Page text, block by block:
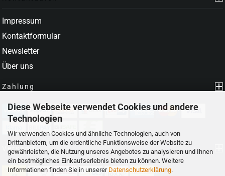
Diese Webseite verwendet Cookies und andere
Technologien
Wir verwenden Cookies und ähnliche Technologien, auch von
Drittanbietern, um die ordentliche Funktionsweise der Website zu
gewährleisten, die Nutzung unseres Angebotes zu analysieren und Ihnen
ein bestmögliches Einkaufserlebnis bieten zu können. Weitere
Informationen finden Sie in unserer Datenschutzerklärung.
Impressum
Kontaktformular
Newsletter
Über uns
Zahlung
Versand